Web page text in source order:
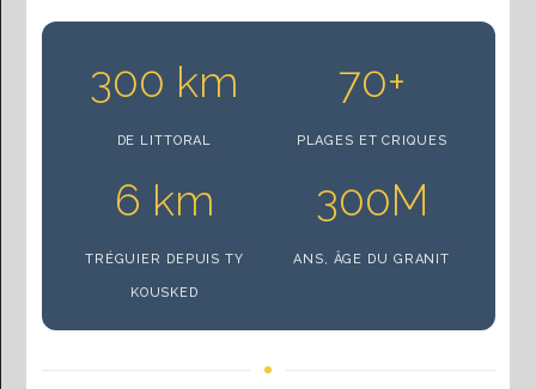
300 km
DE LITTORAL
70+
PLAGES ET CRIQUES
6 km
TRÉGUIER DEPUIS TY
KOUSKED
300M
ANS, ÂGE DU GRANIT